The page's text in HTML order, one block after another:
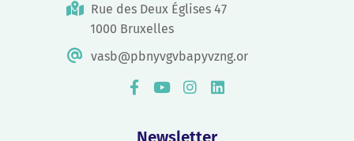
Rue des Deux Églises 47
1000 Bruxelles
vasb@pbnyvgvbapyvzng.or
Newsletter